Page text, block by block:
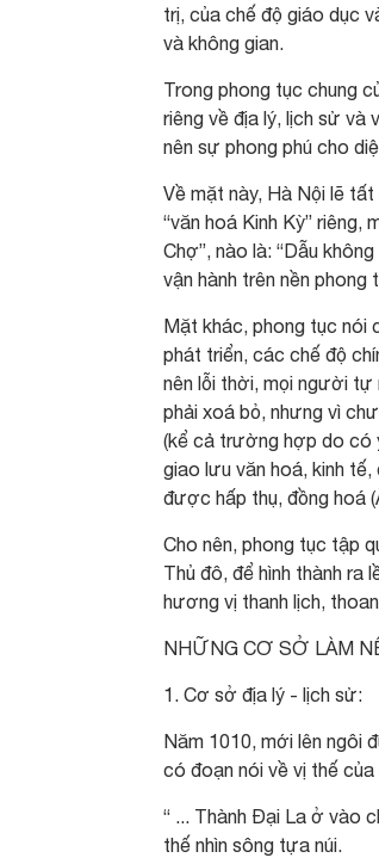
trị, của chế độ giáo dục
và không gian.
Trong phong tục chung
riêng về địa lý, lịch sử và
nên sự phong phú cho
Về mặt này, Hà Nội lẽ tất
“văn hoá Kinh Kỳ”
Chợ”, nào là: “Dẫu
vận hành trên nền
Mặt khác, phong tục nói
phát triển, các chế độ
nên lỗi thời, mọi người tự
phải xoá bỏ, nhưng vì
(kể cả trường hợp do có
giao lưu văn hoá, kinh
được hấp thụ, đồng hoá
Cho nên, phong tục tập
Thủ đô, để hình thành ra
hương vị thanh lịch,
NHỮNG CƠ SỞ LÀM
1. Cơ sở địa lý - lịch sử:
Năm 1010, mới lên ngôi
có đoạn nói về vị thế của
“ ... Thành Đại La ở vào
thế nhìn sông tựa núi.